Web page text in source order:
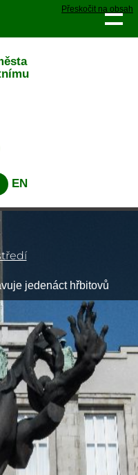
Přeskočit na obsah
EN
jedenáct hřbitovů